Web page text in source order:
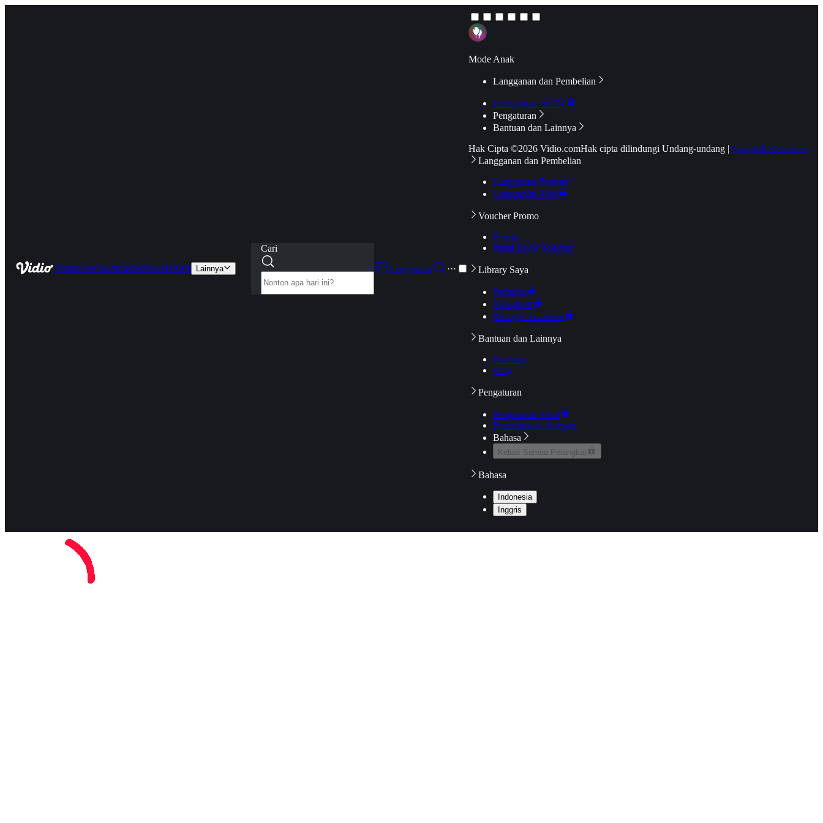
HomeLiveSportsSeriesMoviesKids Lainnya
Cari
Langganan
···
Mode Anak
Langganan dan Pembelian
Hubungkan ke TV
Pengaturan
Bantuan dan Lainnya
Hak Cipta ©2026 Vidio.comHak cipta dilindungi Undang-undang | Syarat & Ketentuan
Langganan dan Pembelian
Langganan Premier
Langganan Aktif
Voucher Promo
Promo
Pakai Kode Voucher
Library Saya
Daftarku
Mengikuti
Riwayat Tontonan
Bantuan dan Lainnya
Bantuan
Blog
Pengaturan
Pengaturan Akun
Pemeriksaan Jaringan
Bahasa
Keluar Semua Perangkat
Bahasa
Indonesia
Inggris